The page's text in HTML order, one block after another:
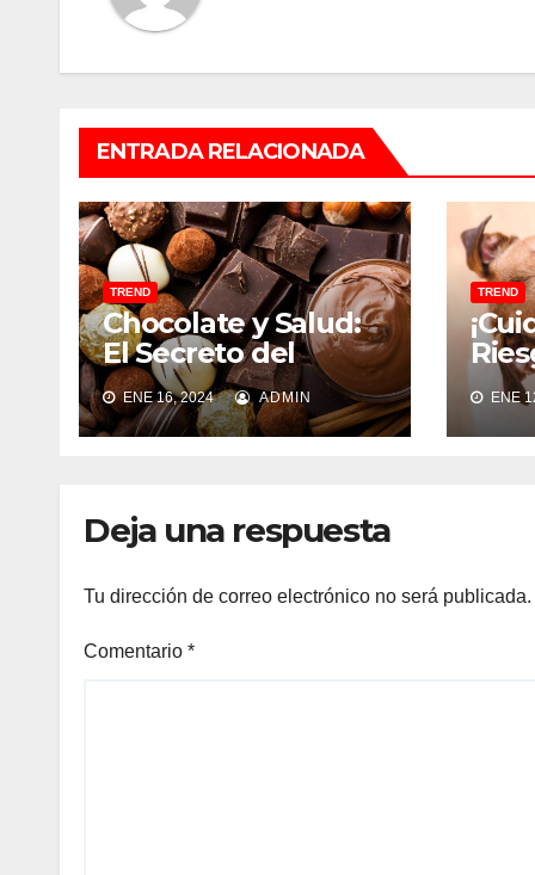
ENTRADA RELACIONADA
TREND
Chocolate y Salud:
El Secreto del
Chocolate Ideal
para tu Bienestar
ENE 16, 2024 ADMIN
TREND
a ENE
Deja una respuesta
Tu dirección de correo electrónico no será publicada.
Comentario *